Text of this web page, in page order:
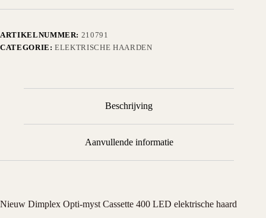
ARTIKELNUMMER: 210791
CATEGORIE:ELEKTRISCHE HAARDEN
Beschrijving
Aanvullende informatie
Nieuw Dimplex Opti-myst Cassette 400 LED elektrische haard